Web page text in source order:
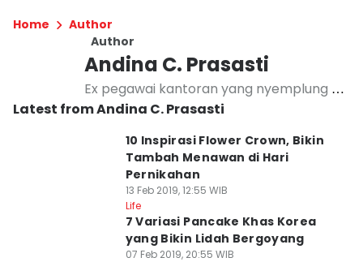
Home
Author
Author
Andina C. Prasasti
Ex pegawai kantoran yang nyemplung di
dunia digital media
Latest from Andina C. Prasasti
10 Inspirasi Flower Crown, Bikin
Tambah Menawan di Hari
Pernikahan
13 Feb 2019, 12:55 WIB
Life
7 Variasi Pancake Khas Korea
yang Bikin Lidah Bergoyang
07 Feb 2019, 20:55 WIB